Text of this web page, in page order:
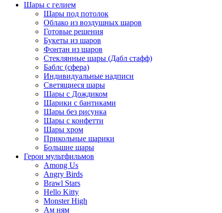
Шары с гелием
Шары под потолок
Облако из воздушных шаров
Готовые решения
Букеты из шаров
Фонтан из шаров
Стеклянные шары (Дабл стафф)
Баблс (сфера)
Индивидуальные надписи
Светящиеся шары
Шары с Дождиком
Шарики с бантиками
Шары без рисунка
Шары с конфетти
Шары хром
Прикольные шарики
Большие шары
Герои мультфильмов
Among Us
Angry Birds
Brawl Stars
Hello Kitty
Monster High
Ам ням